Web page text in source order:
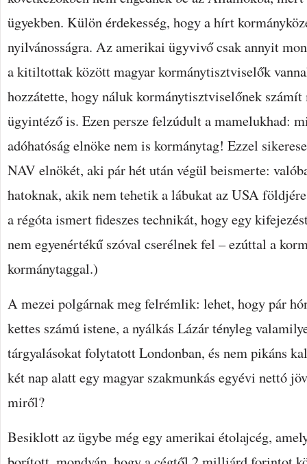
ügyekben. Külön érdekesség, hogy a hírt
nyilvánosságra. Az amerikai ügyvivő csak annyit
a kitiltottak között magyar kormánytisztviselők
hozzátette, hogy náluk kormánytisztviselőnek
ügyintéző is. Ezen persze felzúdult a mamelukhad:
adóhatóság elnöke nem is kormánytag! Ezzel
NAV elnökét, aki pár hét után végül beismerte:
hatoknak, akik nem tehetik a lábukat az USA
a régóta ismert fideszes technikát, hogy egy
nem egyenértékű szóval cserélnek fel – ezúttal a
kormánytaggal.)
A mezei polgárnak meg felrémlik: lehet, hogy pár
kettes számú istene, a nyálkás Lázár tényleg
tárgyalásokat folytatott Londonban, és nem pikáns
két nap alatt egy magyar szakmunkás egyévi nettó
miről?
Besiklott az ügybe még egy amerikai étolajcég,